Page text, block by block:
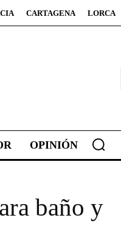
CARTAGENA LORCA
OPINIÓN
baño y